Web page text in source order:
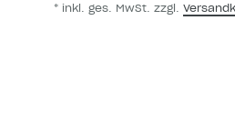
* inkl. ges. MwSt. zzgl.